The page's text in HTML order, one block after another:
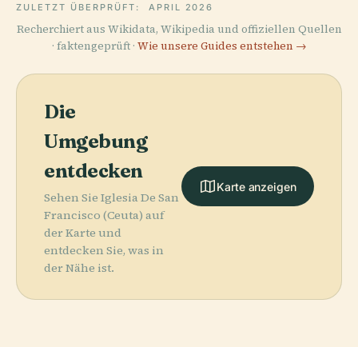
ZULETZT ÜBERPRÜFT: APRIL 2026
Recherchiert aus Wikidata, Wikipedia und offiziellen Quellen
· faktengeprüft · Wie unsere Guides entstehen →
Die
Umgebung
entdecken
Sehen Sie Iglesia De San
Francisco (Ceuta) auf
der Karte und
entdecken Sie, was in
der Nähe ist.
Karte anzeigen